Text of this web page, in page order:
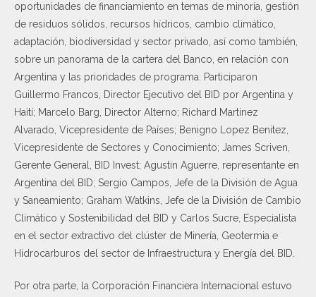
oportunidades de financiamiento en temas de minoría, gestión
de residuos sólidos, recursos hídricos, cambio climático,
adaptación, biodiversidad y sector privado, así como también,
sobre un panorama de la cartera del Banco, en relación con
Argentina y las prioridades de programa. Participaron
Guillermo Francos, Director Ejecutivo del BID por Argentina y
Haití; Marcelo Barg, Director Alterno; Richard Martinez
Alvarado, Vicepresidente de Países; Benigno Lopez Benitez,
Vicepresidente de Sectores y Conocimiento; James Scriven,
Gerente General, BID Invest; Agustin Aguerre, representante en
Argentina del BID; Sergio Campos, Jefe de la División de Agua
y Saneamiento; Graham Watkins, Jefe de la División de Cambio
Climático y Sostenibilidad del BID y Carlos Sucre, Especialista
en el sector extractivo del clúster de Minería, Geotermia e
Hidrocarburos del sector de Infraestructura y Energía del BID.
Por otra parte, la Corporación Financiera Internacional estuvo